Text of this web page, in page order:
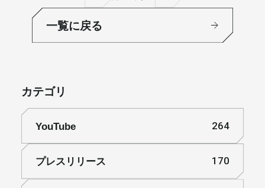
一覧に戻る
カテゴリ
YouTube 264
プレスリリース 170